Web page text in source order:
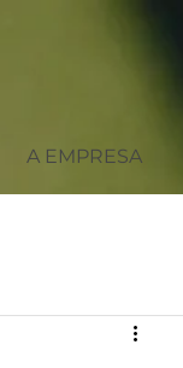
A EMPRESA